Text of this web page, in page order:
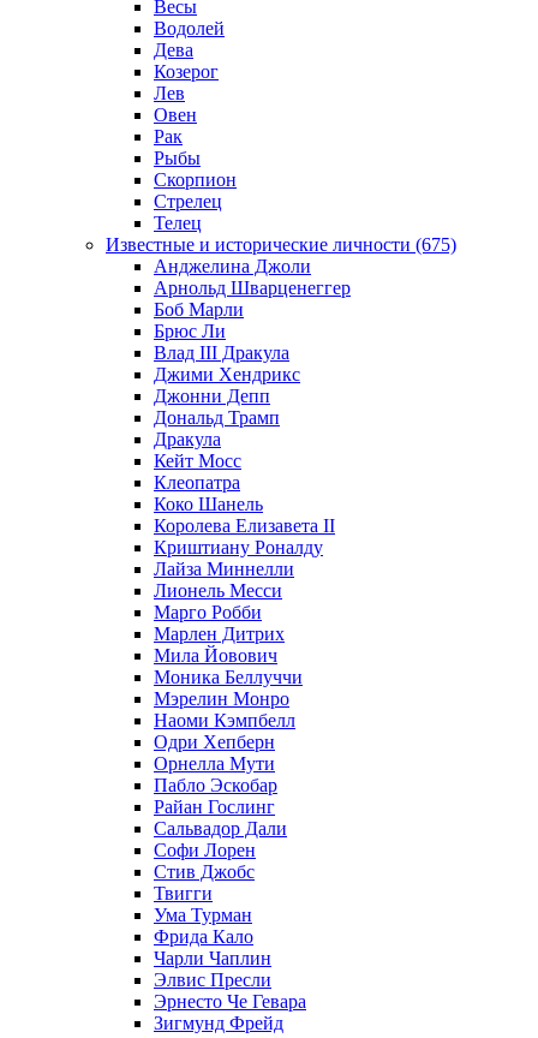
Весы
Водолей
Дева
Козерог
Лев
Овен
Рак
Рыбы
Скорпион
Стрелец
Телец
Известные и исторические личности (675)
Анджелина Джоли
Арнольд Шварценеггер
Боб Марли
Брюс Ли
Влад III Дракула
Джими Хендрикс
Джонни Депп
Дональд Трамп
Дракула
Кейт Мосс
Клеопатра
Коко Шанель
Королева Елизавета II
Криштиану Роналду
Лайза Миннелли
Лионель Месси
Марго Робби
Марлен Дитрих
Мила Йовович
Моника Беллуччи
Мэрелин Монро
Наоми Кэмпбелл
Одри Хепберн
Орнелла Мути
Пабло Эскобар
Райан Гослинг
Сальвадор Дали
Софи Лорен
Стив Джобс
Твигги
Ума Турман
Фрида Кало
Чарли Чаплин
Элвис Пресли
Эрнесто Че Гевара
Зигмунд Фрейд